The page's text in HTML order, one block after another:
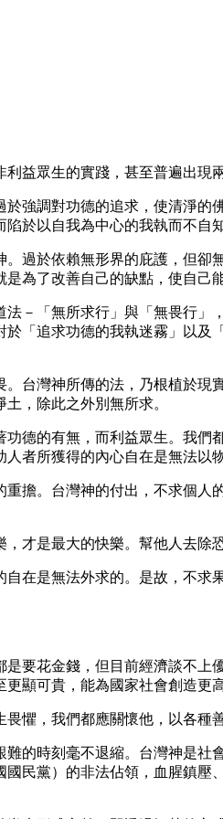
益眾生的實踐，甚至普遍出現
強調對功德的追求，使清淨
於以自我為中心的我執而不自知
過於依賴無形界的庇護，但
為了改善自己的缺點，使自己
－「無所求行」與「無畏行
「追求功德的我執迷霧」以及
台灣神所傳的法，乃根植於
，除此之外別無所求。
德的有無，而利益眾生。我們
者所獲得的內心自在是無法以
擔。台灣神的付出，不求個
才是最大的快樂。幫他人去除
在是無法外求的。是故，不
要花金錢，但目前經濟談不
顯可貴，能為國家社會創造更
懼，我們都應關懷他，以各種
的時刻毫不退縮。台灣神是
民黨）的非法佔領，血腥鎮